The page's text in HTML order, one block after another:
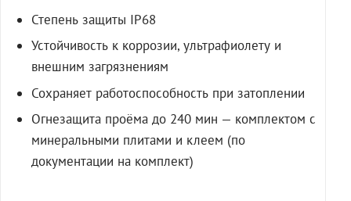
Степень защиты IP68
Устойчивость к коррозии, ультрафиолету и
внешним загрязнениям
Сохраняет работоспособность при затоплении
Огнезащита проёма до 240 мин — комплектом с
минеральными плитами и клеем (по
документации на комплект)